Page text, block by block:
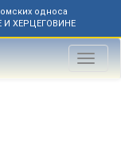
односа
И ХЕРЦЕГОВИНЕ
Toggle